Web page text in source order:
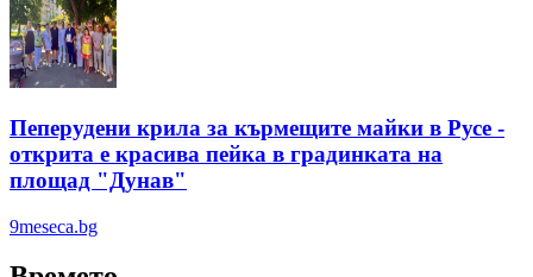
Пеперудени крила за кърмещите майки в Русе -
открита е красива пейка в градинката на
площад "Дунав"
9meseca.bg